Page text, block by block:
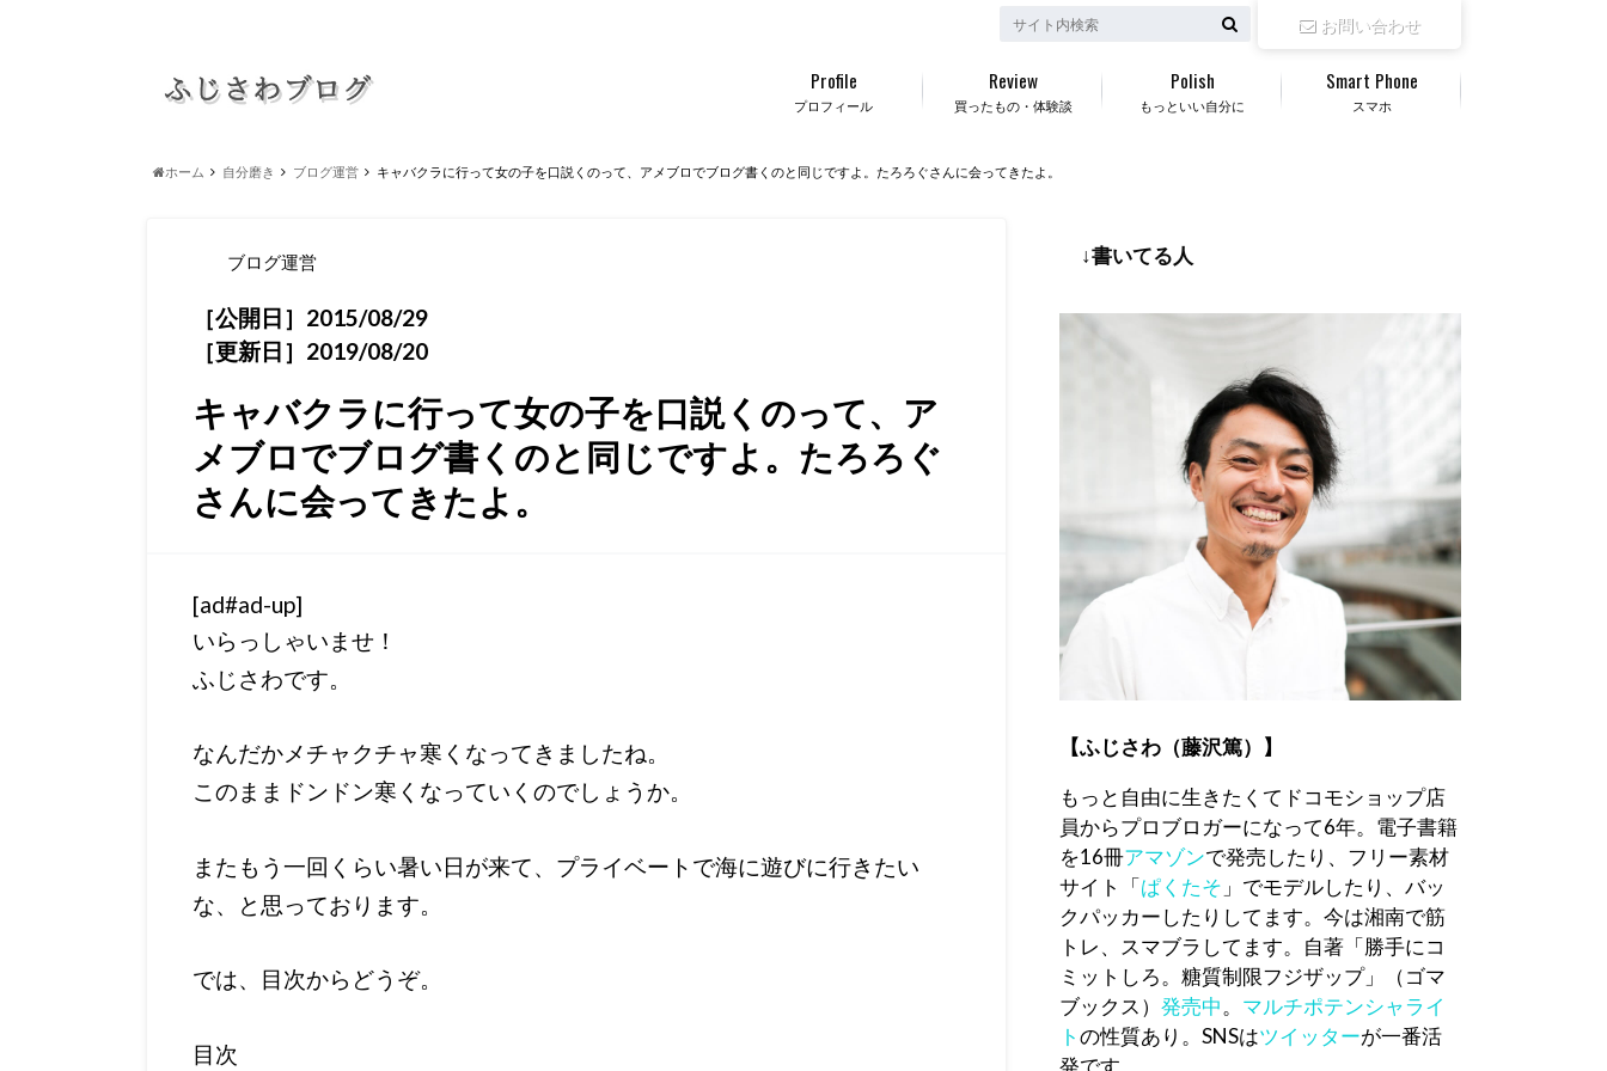
お問い合わせ
プロフィール
Profile
買ったもの・体験談
Review
もっといい自分に
Polish
スマホ
Smart Phone
ホーム 自分磨き ブログ運営 キャバクラに行って女の子を口説くのって、アメブロでブログ書くのと同じですよ。たろろぐさんに会ってきたよ。
ブログ運営
［公開日］2015/08/29
［更新日］2019/08/20
キャバクラに行って女の子を口説くのって、ア
メブロでブログ書くのと同じですよ。たろろぐ
さんに会ってきたよ。
[ad#ad-up]
いらっしゃいませ！
ふじさわです。
なんだかメチャクチャ寒くなってきましたね。
このままドンドン寒くなっていくのでしょうか。
またもう一回くらい暑い日が来て、プライベートで海に遊びに行きたい
な、と思っております。
では、目次からどうぞ。
目次
↓書いてる人
【ふじさわ（藤沢篤）】
もっと自由に生きたくてドコモショップ店
員からプロブロガーになって6年。電子書籍
を16冊アマゾンで発売したり、フリー素材
サイト「ぱくたそ 」でモデルしたり、バッ
クパッカーしたりしてます。今は湘南で筋
トレ、スマブラしてます。自著「勝手にコ
ミットしろ。糖質制限フジザップ」（ゴマ
ブックス） 発売中。 マルチポテンシャライ
トの性質あり。SNSはツイッターが一番活
発です。